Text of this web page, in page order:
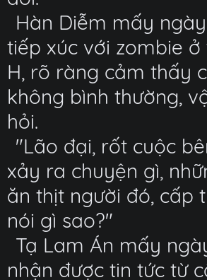
Hàn Diễm mấy
tiếp xúc với zombie
H, rõ ràng cảm thấy
không bình thường,
hỏi.
"Lão đại, rốt cuộc
xảy ra chuyện gì,
ăn thịt người đó, cấp
nói gì sao?"
Tạ Lam Án mấy
nhận được tin tức từ